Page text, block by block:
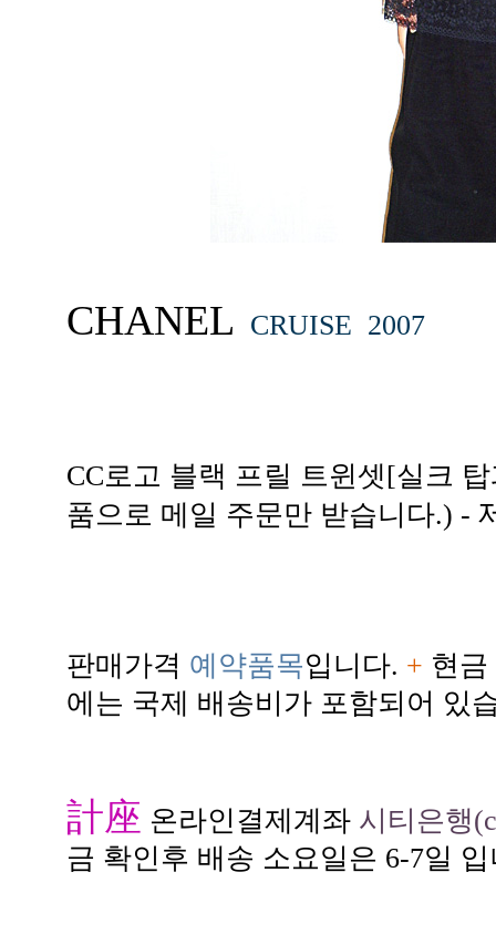
CHANEL CRUISE 2007
CC로고 블랙 프릴 트윈셋[실크
품으로 메일 주문만 받습니다.) -
판매가격 예약품목입니다. + 현
에는 국제 배송비가 포함되어 있
計座 온라인결제계좌 시티은행
금 확인후 배송 소요일은 6-7일